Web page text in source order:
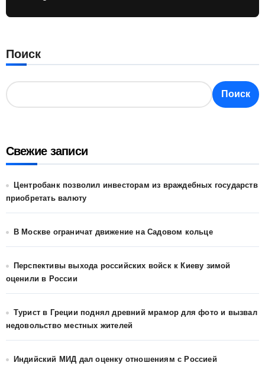
Поиск
Поиск
Свежие записи
Центробанк позволил инвесторам из враждебных государств
приобретать валюту
В Москве ограничат движение на Садовом кольце
Перспективы выхода российских войск к Киеву зимой
оценили в России
Турист в Греции поднял древний мрамор для фото и вызвал
недовольство местных жителей
Индийский МИД дал оценку отношениям с Россией